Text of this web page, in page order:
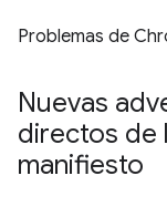
Problemas de
Nuevas
directos de
manifiesto